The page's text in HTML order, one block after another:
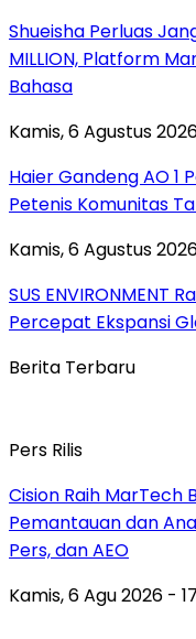
Shueisha Perluas
MILLION, Platform
Bahasa
Kamis, 6 Agustus
Haier Gandeng AO 1
Petenis Komunitas
Kamis, 6 Agustus
SUS ENVIRONMENT
Percepat Ekspansi
Berita Terbaru
Pers Rilis
Cision Raih MarTech
Pemantauan dan
Pers, dan AEO
Kamis, 6 Agu 2026 -